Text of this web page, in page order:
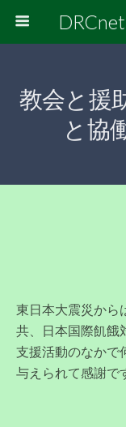
教会と援
と協
東日本大震災から
共、日本国際飢餓
支援活動のなかで
与えられて感謝で